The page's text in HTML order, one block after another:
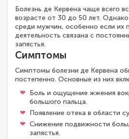
Болезнь де Кервена чаще всего
возрасте от 30 до 50 лет.
среди мужчин, особенно если их
деятельность связана с
запястья.
Симптомы
Симптомы болезни де Кервена
постепенно. Основные из них
Боль и ощущение жжения
большого пальца.
Появление отека в области
Снижение подвижности
запястья.